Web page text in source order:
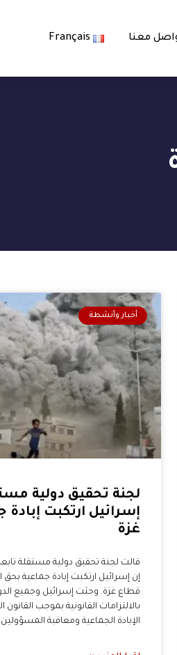
معنا Français
أخبار وأنشطة
لجنة تحقيق دولية
إسرائيل ارتكبت إبادة
غزة
قالت لجنة تحقيق دولية مستقلة
إن إسرائيل ارتكبت إبادة جماعية
قطاع غزة. وحثت إسرائيل وجميع
بالالتزامات القانونية بموجب القانون
الإبادة الجماعية ومعاقبة